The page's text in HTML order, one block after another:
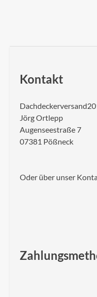
Kontakt
Jörg Ortlepp
Augenseestraße 7
07381 Pößneck
Oder über unser